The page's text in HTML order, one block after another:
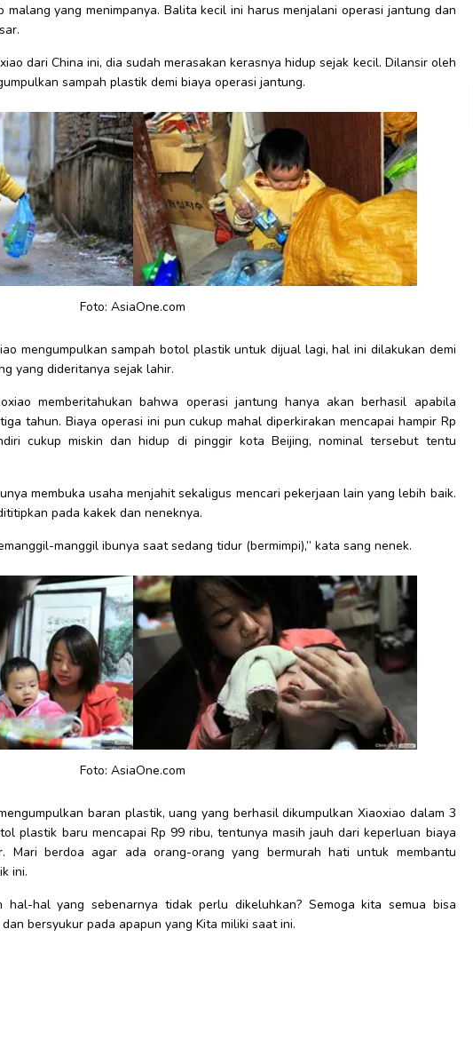
yang menimpanya. Balita kecil ini harus menjalani operasi jantung dan
dari China ini, dia sudah merasakan kerasnya hidup sejak kecil. Dilansir oleh
sampah plastik demi biaya operasi jantung.
Foto: AsiaOne.com
mengumpulkan sampah botol plastik untuk dijual lagi, hal ini dilakukan demi
yang dideritanya sejak lahir.
memberitahukan bahwa operasi jantung hanya akan berhasil apabila
tahun. Biaya operasi ini pun cukup mahal diperkirakan mencapai hampir Rp
cukup miskin dan hidup di pinggir kota Beijing, nominal tersebut tentu
membuka usaha menjahit sekaligus mencari pekerjaan lain yang lebih baik.
pada kakek dan neneknya.
manggil ibunya saat sedang tidur (bermimpi),” kata sang nenek.
Foto: AsiaOne.com
baran plastik, uang yang berhasil dikumpulkan Xiaoxiao dalam 3
plastik baru mencapai Rp 99 ribu, tentunya masih jauh dari keperluan biaya
Mari berdoa agar ada orang-orang yang bermurah hati untuk membantu
ini.
hal-hal yang sebenarnya tidak perlu dikeluhkan? Semoga kita semua bisa
bersyukur pada apapun yang Kita miliki saat ini.